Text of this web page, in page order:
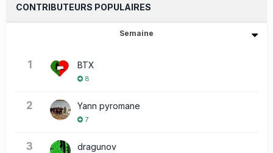
CONTRIBUTEURS POPULAIRES
Semaine
1 BTX
8
2 Yann pyromane
7
3 dragunov